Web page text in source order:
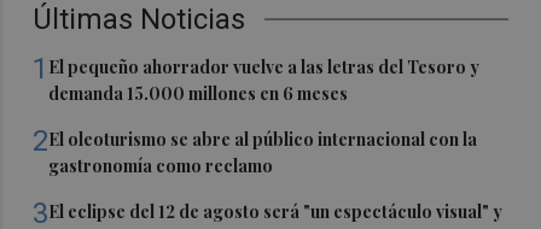
Últimas Noticias
1 El pequeño ahorrador vuelve a las letras del Tesoro y
demanda 15.000 millones en 6 meses
2El oleoturismo se abre al público internacional con la
gastronomía como reclamo
3El eclipse del 12 de agosto será "un espectáculo visual" y